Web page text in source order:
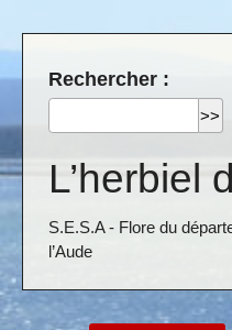
Rechercher :
L’herbiel
S.E.S.A - Flore du
l’Aude